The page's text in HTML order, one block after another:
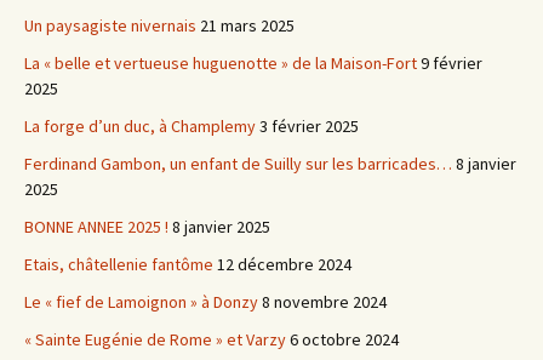
Un paysagiste nivernais 21 mars 2025
La « belle et vertueuse huguenotte » de la Maison-Fort9 février
2025
La forge d’un duc, à Champlemy3 février 2025
Ferdinand Gambon, un enfant de Suilly sur les barricades… 8 janvier
2025
BONNE ANNEE 2025 ! 8 janvier 2025
Etais, châtellenie fantôme 12 décembre 2024
Le « fief de Lamoignon » à Donzy8 novembre 2024
« Sainte Eugénie de Rome » et Varzy6 octobre 2024